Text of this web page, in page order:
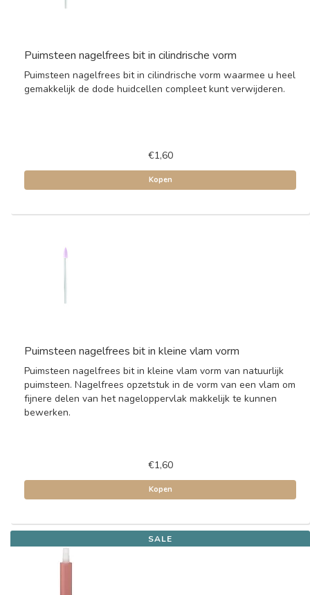
Puimsteen nagelfrees bit in cilindrische vorm
Puimsteen nagelfrees bit in cilindrische vorm waarmee u heel
gemakkelijk de dode huidcellen compleet kunt verwijderen.
€1,60
Kopen
Puimsteen nagelfrees bit in kleine vlam vorm
Puimsteen nagelfrees bit in kleine vlam vorm van natuurlijk
puimsteen. Nagelfrees opzetstuk in de vorm van een vlam om
fijnere delen van het nageloppervlak makkelijk te kunnen
bewerken.
€1,60
Kopen
SALE